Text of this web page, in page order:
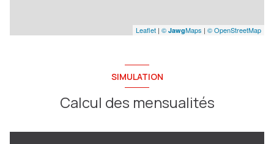
Leaflet | © JawgMaps | © OpenStreetMap
SIMULATION
Calcul des mensualités